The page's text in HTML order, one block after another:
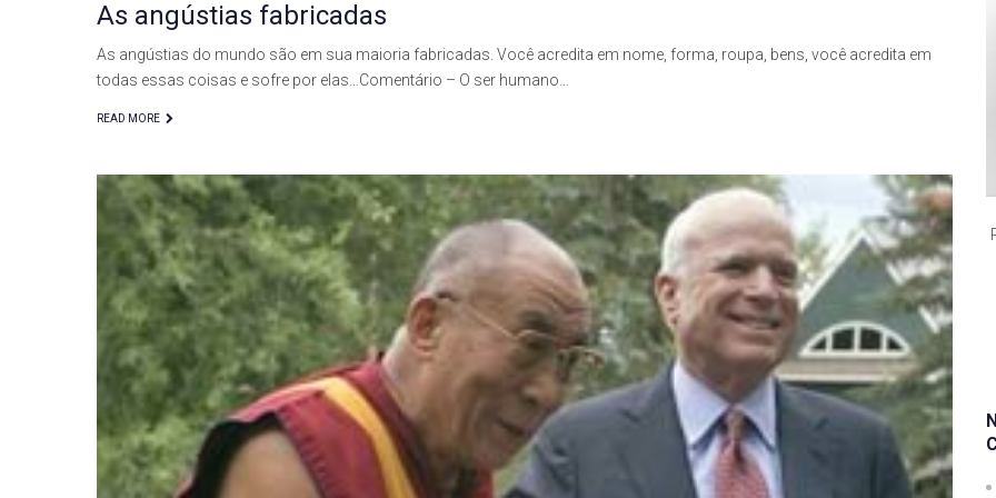
As angústias fabricadas
As angústias do mundo são em sua maioria fabricadas. Você acredita em nome, forma, roupa, bens, você acredita em
todas essas coisas e sofre por elas…Comentário – O ser humano…
READ MORE